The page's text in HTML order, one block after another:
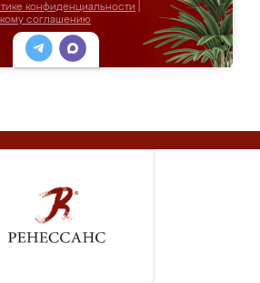
конфиденциальности
соглашению